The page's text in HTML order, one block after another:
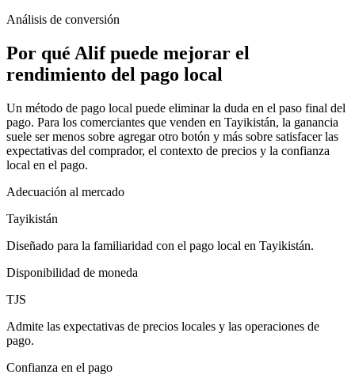
Análisis de conversión
Por qué Alif puede mejorar el
rendimiento del pago local
Un método de pago local puede eliminar la duda en el paso final del
pago. Para los comerciantes que venden en Tayikistán, la ganancia
suele ser menos sobre agregar otro botón y más sobre satisfacer las
expectativas del comprador, el contexto de precios y la confianza
local en el pago.
Adecuación al mercado
Tayikistán
Diseñado para la familiaridad con el pago local en Tayikistán.
Disponibilidad de moneda
TJS
Admite las expectativas de precios locales y las operaciones de
pago.
Confianza en el pago